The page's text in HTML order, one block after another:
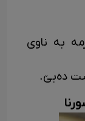
به ناوی
دەبێ.